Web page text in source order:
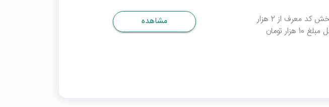
با نصب اپلیکیشن شارژآمد و وارد کردن کد معرف موپُن در بخش کد معرف از 2 هزار
تومان اعتبار رایگان بهره‌مند می‌شوید. با افزایش اعتبار به حداقل مبلغ 10 هزار تومان
مشاهده